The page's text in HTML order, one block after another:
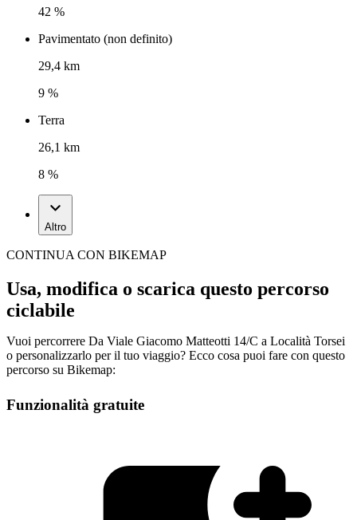
42 %
Pavimentato (non definito)
29,4 km
9 %
Terra
26,1 km
8 %
Altro
CONTINUA CON BIKEMAP
Usa, modifica o scarica questo percorso
ciclabile
Vuoi percorrere Da Viale Giacomo Matteotti 14/C a Località Torsei
o personalizzarlo per il tuo viaggio? Ecco cosa puoi fare con questo
percorso su Bikemap:
Funzionalità gratuite